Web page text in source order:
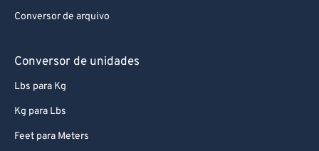
Conversor de arquivo
Conversor de unidades
Lbs para Kg
Kg para Lbs
Feet para Meters